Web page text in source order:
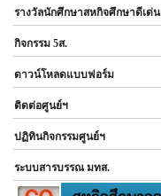
รางวัลนักศึกษาสหกิจศึกษาดีเด่น
กิจกรรม 5ส.
ดาวน์โหลดแบบฟอร์ม
ติดต่อศูนย์ฯ
ปฏิทินกิจกรรมศูนย์ฯ
ระบบสารบรรณ มทส.